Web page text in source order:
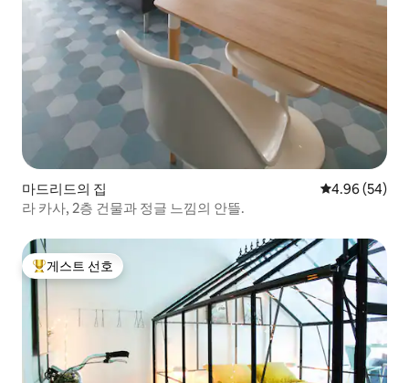
마드리드의 집 평점 4.96점(5
4.96 (54)
라 카사, 2층 건물과 정글 느낌의 안뜰.
상위 게스트 선호
게스트 선호